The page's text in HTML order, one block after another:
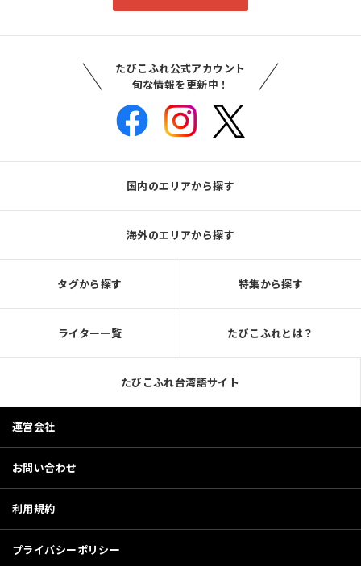
たびこふれ公式アカウント
旬な情報を更新中！
国内のエリアから探す
海外のエリアから探す
タグから探す 特集から探す
ライター一覧 たびこふれとは？
たびこふれ台湾語サイト
運営会社
お問い合わせ
利用規約
プライバシーポリシー